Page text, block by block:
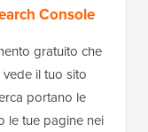
Console
gratuito che
il tuo sito
portano le
le tue pagine nei